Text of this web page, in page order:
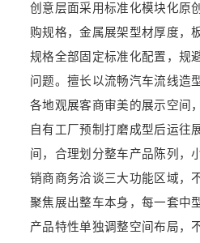
创意层面采用标准化模块化原
购规格，金属展架型材厚度，
规格全部固定标准化配置，规
问题。擅长以流畅汽车流线造
各地观展客商审美的展示空间
自有工厂预制打磨成型后运往
间，合理划分整车产品陈列，
销商商务洽谈三大功能区域，
聚焦展出整车本身，每一套中
产品特性单独调整空间布局，